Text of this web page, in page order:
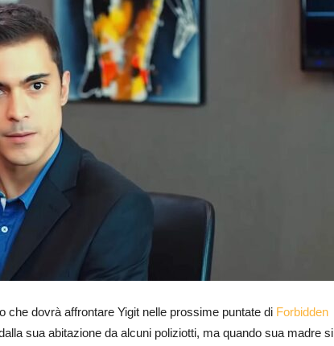
che dovrà affrontare Yigit nelle prossime puntate di Forbidden
sua abitazione da alcuni poliziotti, ma quando sua madre si